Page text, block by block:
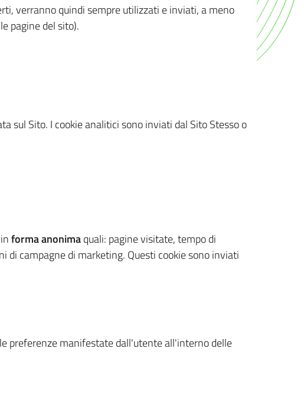
verranno quindi sempre utilizzati e inviati, a meno
pagine del sito).
sul Sito. I cookie analitici sono inviati dal Sito Stesso o
forma anonimaquali: pagine visitate, tempo di
di campagne di marketing. Questi cookie sono inviati
preferenze manifestate dall'utente all'interno delle